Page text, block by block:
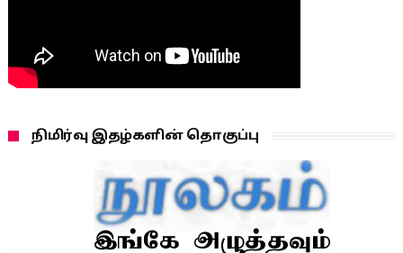
நிமிர்வு இதழ்களின் தொகுப்பு